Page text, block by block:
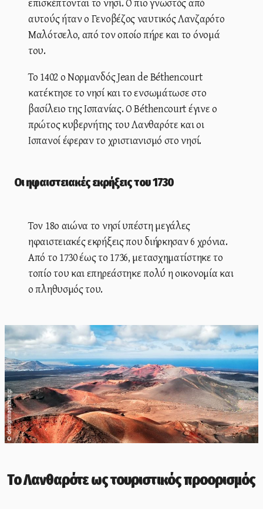
αυτούς ήταν ο Γενοβέζος ναυτικός Λανζαρότο
Μαλότσελο, από τον οποίο πήρε και το όνομά
του.
Το 1402 ο Νορμανδός Jean de Béthencourt
κατέκτησε το νησί και το ενσωμάτωσε στο
βασίλειο της Ισπανίας. Ο Béthencourt έγινε ο
πρώτος κυβερνήτης του Λανθαρότε και οι
Ισπανοί έφεραν το χριστιανισμό στο νησί.
Οι ηφαιστειακές εκρήξεις του 1730
Τον 18ο αιώνα το νησί υπέστη μεγάλες
ηφαιστειακές εκρήξεις που διήρκησαν 6 χρόνια.
Από το 1730 έως το 1736, μετασχηματίστηκε το
τοπίο του και επηρεάστηκε πολύ η οικονομία και
ο πληθυσμός του.
©
designmagazine.gr
Το Λανθαρότε ως τουριστικός προορισμός